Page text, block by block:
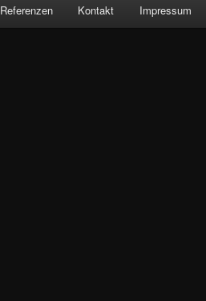
Referenzen Kontakt Impressum